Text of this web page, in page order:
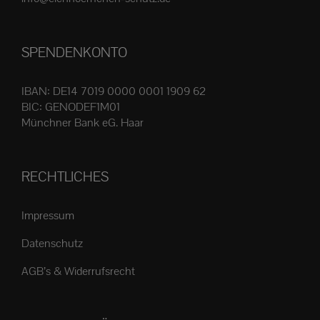
werden
SPENDENKONTO
IBAN: DE14 7019 0000 0001 1909 62
BIC: GENODEF1M01
Münchner Bank eG. Haar
RECHTLICHES
Impressum
Datenschutz
AGB’s & Widerrufsrecht